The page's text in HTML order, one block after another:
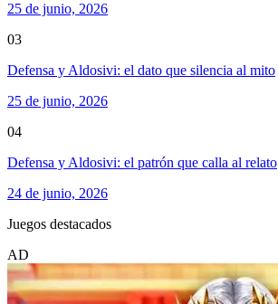
25 de junio, 2026
03
Defensa y Aldosivi: el dato que silencia al mito
25 de junio, 2026
04
Defensa y Aldosivi: el patrón que calla al relato
24 de junio, 2026
Juegos destacados
AD